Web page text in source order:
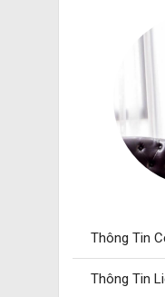
Thông Tin
Thông Tin